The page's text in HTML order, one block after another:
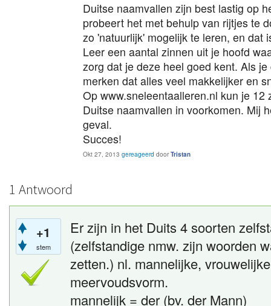
Duitse naamvallen zijn best lastig op
probeert het met behulp van rijtjes te
zo 'natuurlijk' mogelijk te leren, en dat
Leer een aantal zinnen uit je hoofd
zorg dat je deze heel goed kent. Als
merken dat alles veel makkelijker en
Op www.sneleentaalleren.nl kun je
Duitse naamvallen in voorkomen. Mij
geval.
Succes!
Okt 27, 2013 gereageerd doorTristan
1 Antwoord
+1
stem
Er zijn in het Duits 4 soorten
(zelfstandige nmw. zijn woorden
zetten.) nl. mannelijke,
meervoudsvorm.
mannelijk = der (bv. der Mann)